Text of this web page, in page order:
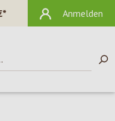
AUF DEM
Anmelden